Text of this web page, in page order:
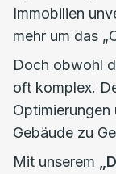
Immobilien
mehr um das
Doch obwohl
oft komplex.
Gebäude zu
Mit unserem